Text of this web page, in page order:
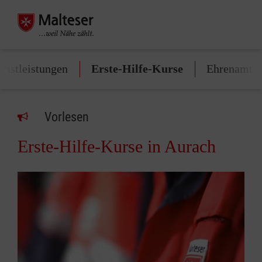
Erste-Hilfe-Kurse Ehrenamt
Vorlesen
Erste-Hilfe-Kurse in Aurach